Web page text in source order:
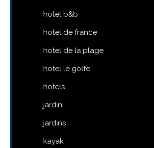
hotel b&b
hotel de france
hotel de la plage
hotel le golfe
hotels
jardin
jardins
kayak